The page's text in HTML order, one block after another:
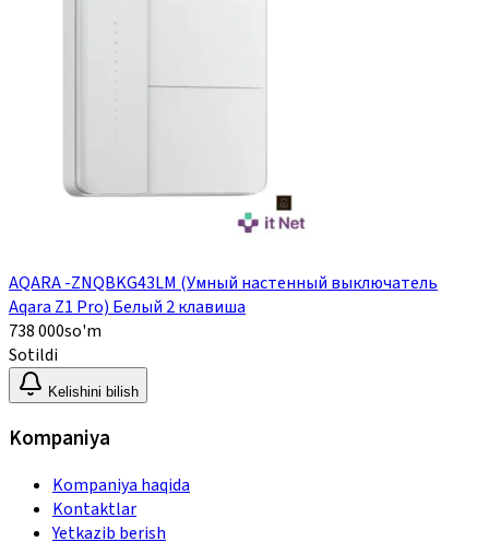
AQARA -ZNQBKG43LM (Умный настенный выключатель
Aqara Z1 Pro) Белый 2 клавиша
738 000so'm
Sotildi
Kelishini bilish
Kompaniya
Kompaniya haqida
Kontaktlar
Yetkazib berish